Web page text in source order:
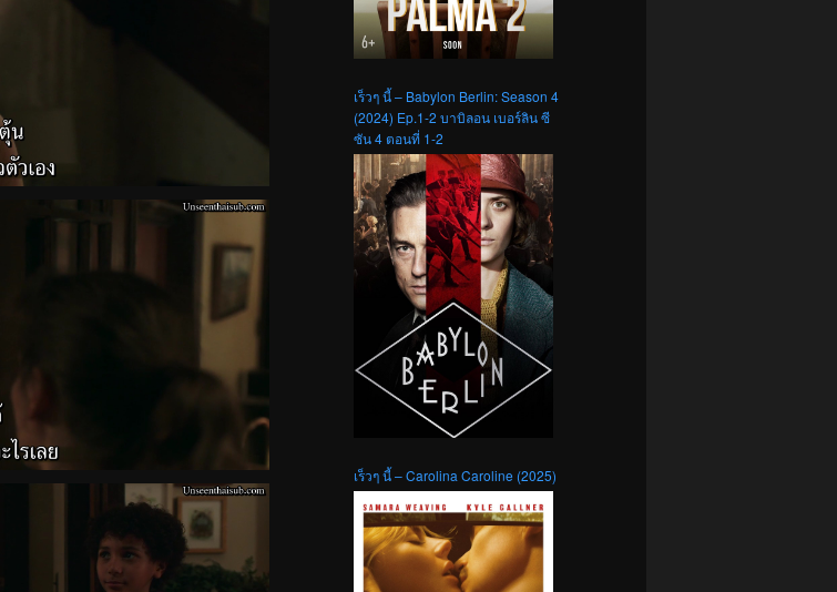
เร็วๆ นี้ – Babylon Berlin: Season 4
(2024) Ep.1-2 บาบิลอน เบอร์ลิน ซี
ซัน 4 ตอนที่ 1-2
เร็วๆ นี้ – Carolina Caroline (2025)